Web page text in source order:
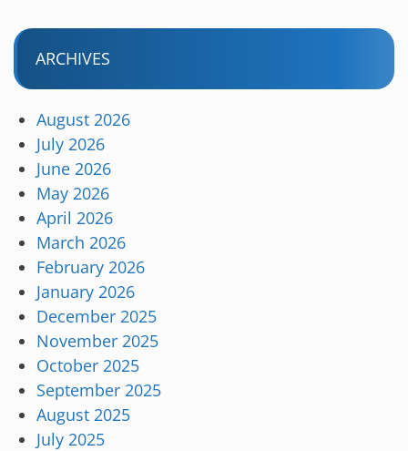
ARCHIVES
August 2026
July 2026
June 2026
May 2026
April 2026
March 2026
February 2026
January 2026
December 2025
November 2025
October 2025
September 2025
August 2025
July 2025